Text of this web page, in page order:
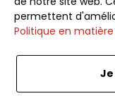
permettent
Politique en